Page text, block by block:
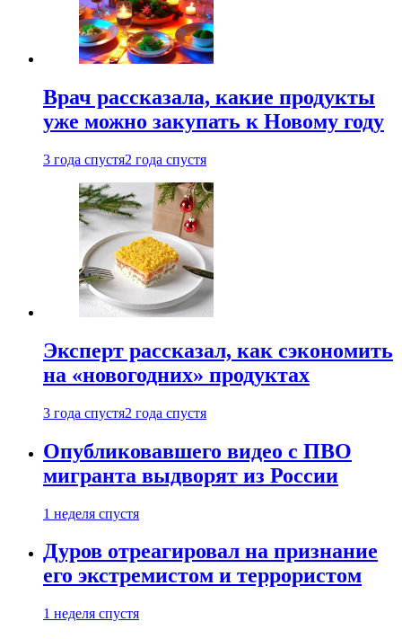
Врач рассказала, какие продукты
уже можно закупать к Новому году
3 года спустя2 года спустя
Эксперт рассказал, как сэкономить
на «новогодних» продуктах
3 года спустя2 года спустя
Опубликовавшего видео с ПВО
мигранта выдворят из России
1 неделя спустя
Дуров отреагировал на признание
его экстремистом и террористом
1 неделя спустя